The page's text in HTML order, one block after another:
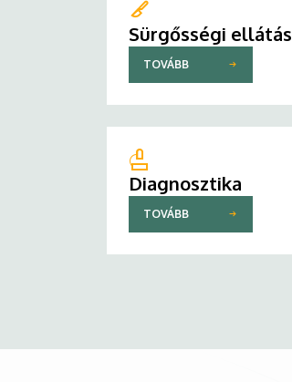
Sürgősségi ellátás
TOVÁBB
Diagnosztika
TOVÁBB